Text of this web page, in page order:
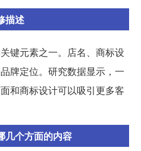
描述
键元素之一。店名、商标设
牌定位。研究数据显示，一
和商标设计可以吸引更多客
几个方面的内容